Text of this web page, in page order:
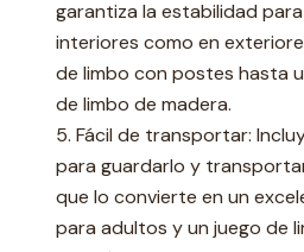
garantiza la estabilidad
interiores como en
de limbo con postes hasta
de limbo de madera.
5. Fácil de transportar:
para guardarlo y
que lo convierte en un
para adultos y un juego de